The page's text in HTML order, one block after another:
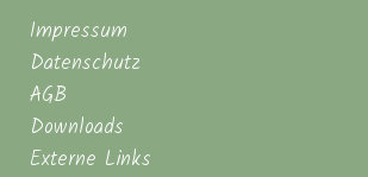
Impressum
Datenschutz
AGB
Downloads
Externe Links